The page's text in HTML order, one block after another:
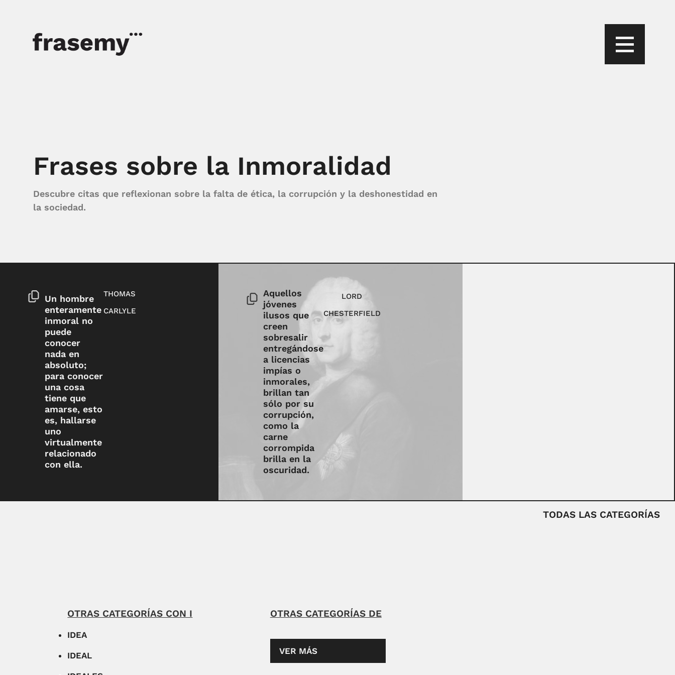
Frases sobre la Inmoralidad
Descubre citas que reflexionan sobre la falta de ética, la corrupción y la deshonestidad en
la sociedad.
Un hombre
enteramente
inmoral no
puede
conocer
nada en
absoluto;
para conocer
una cosa
tiene que
amarse, esto
es, hallarse
uno
virtualmente
relacionado
con ella.
THOMAS
CARLYLE
Aquellos
jóvenes
ilusos que
creen
sobresalir
entregándose
a licencias
impías o
inmorales,
brillan tan
sólo por su
corrupción,
como la
carne
corrompida
brilla en la
oscuridad.
LORD
CHESTERFIELD
TODAS LAS CATEGORÍAS
OTRAS CATEGORÍAS CON I
IDEA
IDEAL
OTRAS CATEGORÍAS DE
VER MÁS